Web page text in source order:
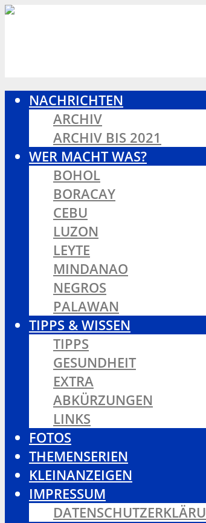
NACHRICHTEN
ARCHIV
ARCHIV BIS 2021
WER MACHT WAS?
BOHOL
BORACAY
CEBU
LUZON
LEYTE
MINDANAO
NEGROS
PALAWAN
TIPPS & WISSEN
TIPPS
GESUNDHEIT
EXTRA
ABKÜRZUNGEN
LINKS
FOTOS
THEMENSERIEN
KLEINANZEIGEN
IMPRESSUM